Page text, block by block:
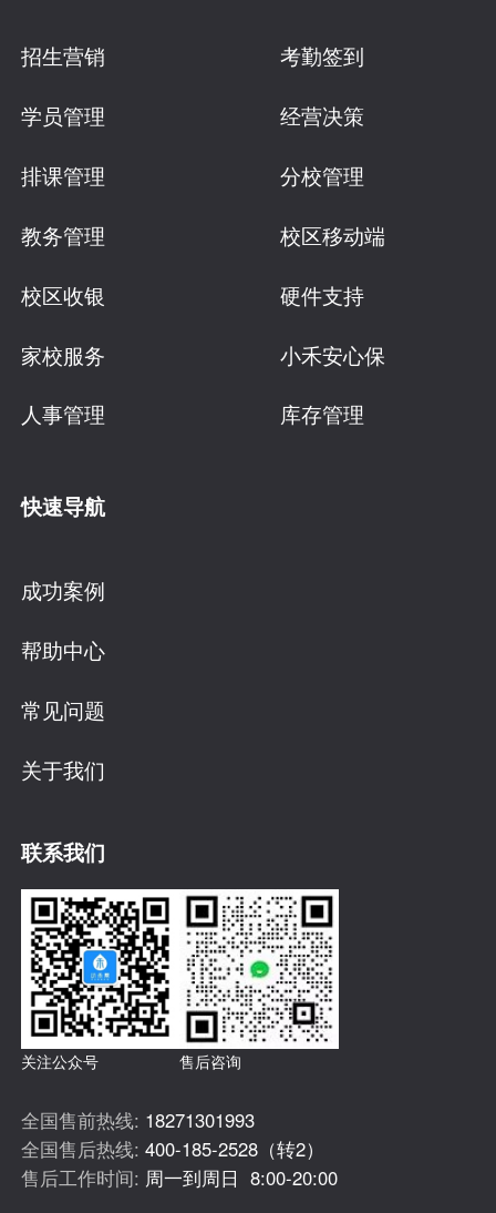
招生营销
考勤签到
学员管理
经营决策
排课管理
分校管理
教务管理
校区移动端
校区收银
硬件支持
家校服务
小禾安心保
人事管理
库存管理
快速导航
成功案例
帮助中心
常见问题
关于我们
联系我们
关注公众号 售后咨询
全国售前热线: 18271301993
全国售后热线: 400-185-2528（转2）
售后工作时间: 周一到周日 8:00-20:00